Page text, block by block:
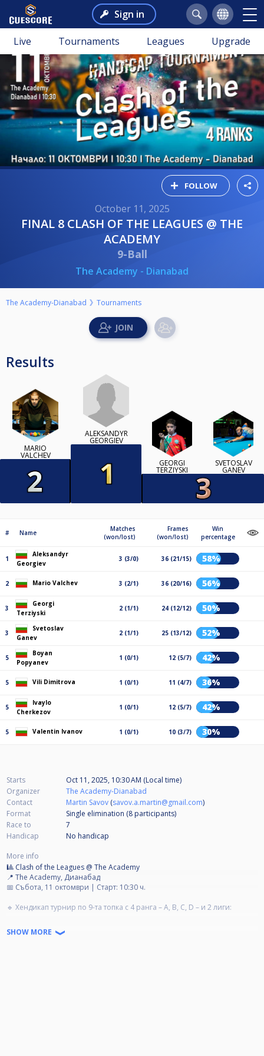
Sign in
Live Tournaments Leagues Upgrade
FOLLOW
October 11, 2025
FINAL 8 CLASH OF THE LEAGUES @ THE
ACADEMY
9-Ball
The Academy - Dianabad
The Academy-Dianabad Tournaments
Results
MARIO
VALCHEV
ALEKSANDYR
GEORGIEV
GEORGI
TERZIYSKI
SVETOSLAV
GANEV
# Name
Matches
(won/lost)
Frames
(won/lost)
Win
percentage
1
Aleksandyr
Georgiev
3 (3/0) 36 (21/15) 58%
2 Mario Valchev 3 (2/1) 36 (20/16) 56%
3
Georgi
Terziyski
2 (1/1) 24 (12/12) 50%
3
Svetoslav
Ganev
2 (1/1) 25 (13/12) 52%
5
Boyan
Popyanev
1 (0/1) 12 (5/7) 42%
5 Vili Dimitrova 1 (0/1) 11 (4/7) 36%
5
Ivaylo
Cherkezov
1 (0/1) 12 (5/7) 42%
5 Valentin Ivanov 1 (0/1) 10 (3/7) 30%
Starts
Oct 11, 2025, 10:30 AM (Local time)
Organizer
The Academy-Dianabad
Contact
Martin Savov (savov.a.martin@gmail.com)
Format
Single elimination (8 participants)
Race to
7
Handicap
No handicap
More info
🎱 Clash of the Leagues @ The Academy
📍 The Academy, Дианабад
📅 Събота, 11 октомври | Старт: 10:30 ч.
🔹 Хендикап турнир по 9-та топка с 4 ранга – A, B, C, D – и 2 лиги:
Лига 1: A & B
SHOW MORE